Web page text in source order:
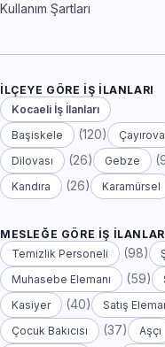
Kullanım Şartları
İLÇEYE GÖRE İŞ İLANLARI
Kocaeli İş İlanları
Başiskele
(120) Çayırova
Dilovası (26) Gebze
Kandıra (26) Karamürsel
MESLEĞE GÖRE İŞ
Temizlik Personeli
(98)
Muhasebe Elemanı (59)
Kasiyer (40) Satış
Çocuk Bakıcısı (37) Aşçı